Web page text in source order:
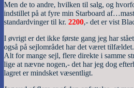
Men de to andre, hvilken til salg, og
indstillet på at fyre min Starboard
standardvinger til kr. 2200,- det er vist
I øvrigt er det ikke første gang jeg har
også på sejlområdet har det været tilfældet.
Alt for mange sejl, flere direkte i samme
lige at nævne nogen,- det har jeg dog
lagret er mindsket væsentligt.